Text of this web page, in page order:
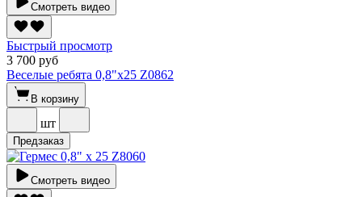
Смотреть видео
Быстрый просмотр
3 700 руб
Веселые ребята 0,8"х25 Z0862
В корзину
шт
Предзаказ
Смотреть видео